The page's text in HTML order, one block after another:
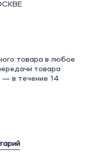
товара в любое
товара
— в течение 14